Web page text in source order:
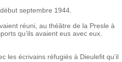
septembre 1944.
réuni, au théâtre de la Presle à
qu’ils avaient eus avec eux.
les écrivains réfugiés à Dieulefit qu’il